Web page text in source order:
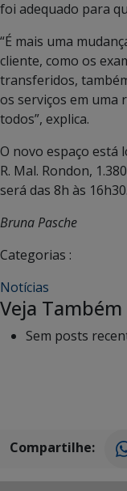
foi adequado para
“É mais uma
cliente, como os
transferidos,
os serviços em uma
todos”, explica.
O novo espaço está
R. Mal. Rondon,
será das 8h às 16h30.
Bruna Pasche
Categorias :
Notícias
Veja Também
Sem posts
Compartilhe: